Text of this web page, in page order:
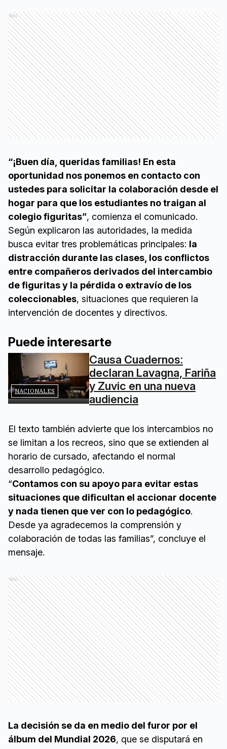
Ads
“¡Buen día, queridas familias! En esta
oportunidad nos ponemos en contacto con
ustedes para solicitar la colaboración desde el
hogar para que los estudiantes no traigan al
colegio figuritas”, comienza el comunicado.
Según explicaron las autoridades, la medida
busca evitar tres problemáticas principales: la
distracción durante las clases, los conflictos
entre compañeros derivados del intercambio
de figuritas y la pérdida o extravío de los
coleccionables, situaciones que requieren la
intervención de docentes y directivos.
Puede interesarte
NACIONALES
Causa Cuadernos:
declaran Lavagna, Fariña
y Zuvic en una nueva
audiencia
El texto también advierte que los intercambios no
se limitan a los recreos, sino que se extienden al
horario de cursado, afectando el normal
desarrollo pedagógico.
“Contamos con su apoyo para evitar estas
situaciones que dificultan el accionar docente
y nada tienen que ver con lo pedagógico.
Desde ya agradecemos la comprensión y
colaboración de todas las familias”, concluye el
mensaje.
Ads
La decisión se da en medio del furor por el
álbum del Mundial 2026, que se disputará en